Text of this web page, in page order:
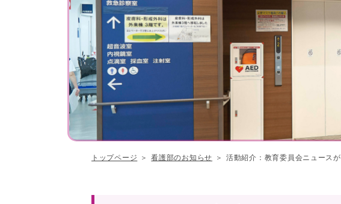
トップページ 看護部のお知らせ 活動紹介：教育委員会ニュース